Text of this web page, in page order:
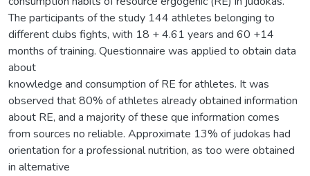
The participants of the study 144 athletes belonging to
different clubs fights, with 18 + 4.61 years and 60 +14
months of training. Questionnaire was applied to obtain data
about
knowledge and consumption of RE for athletes. It was
observed that 80% of athletes already obtained information
about RE, and a majority of these que information comes
from sources no reliable. Approximate 13% of judokas had
orientation for a professional nutrition, as too were obtained
in alternative